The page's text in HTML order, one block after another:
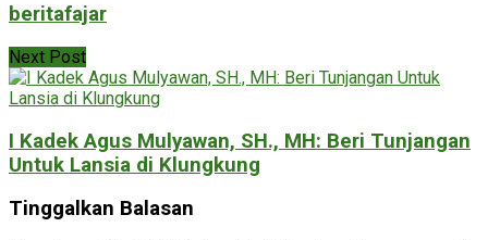
beritafajar
Next Post
I Kadek Agus Mulyawan, SH., MH: Beri Tunjangan
Untuk Lansia di Klungkung
Tinggalkan Balasan